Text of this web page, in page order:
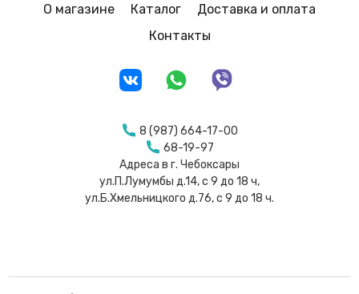
О магазине Каталог
Доставка и оплата
Контакты
8 (987) 664-17-00
68-19-97
Адреса в г. Чебоксары
ул.П.Лумумбы д.14, с 9 до 18 ч,
ул.Б.Хмельницкого д.76, с 9 до 18 ч.